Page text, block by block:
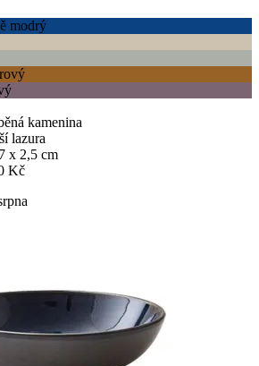
modrý
kamenina
lazura
x 2,5 cm
Kč